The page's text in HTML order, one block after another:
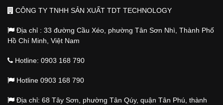
CÔNG TY TNHH SẢN XUẤT TDT TECHNOLOGY
Địa chỉ : 33 đường Cầu Xéo, phường Tân Sơn Nhì, Thành Phố
Hồ Chí Minh, Việt Nam
Hotline: 0903 168 790
Hotline 0903 168 790
Địa chỉ: 68 Tây Sơn, phường Tân Qúy, quận Tân Phú, thành